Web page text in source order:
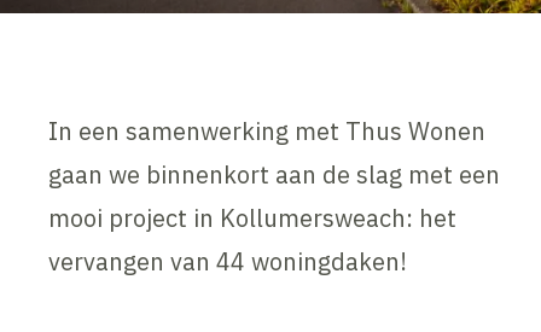
In een samenwerking met Thus Wonen
gaan we binnenkort aan de slag met een
mooi project in Kollumersweach: het
vervangen van 44 woningdaken!